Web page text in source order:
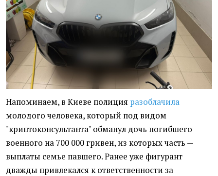
Напоминаем, в Киеве полиция разоблачила
молодого человека, который под видом
"криптоконсультанта" обманул дочь погибшего
военного на 700 000 гривен, из которых часть —
выплаты семье павшего. Ранее уже фигурант
дважды привлекался к ответственности за